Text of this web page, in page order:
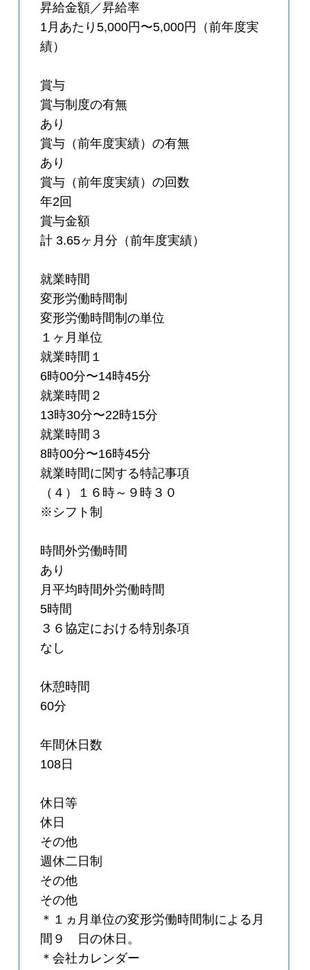
昇給金額／昇給率
1月あたり5,000円〜5,000円（前年度実
績）
賞与
賞与制度の有無
あり
賞与（前年度実績）の有無
あり
賞与（前年度実績）の回数
年2回
賞与金額
計 3.65ヶ月分（前年度実績）
就業時間
変形労働時間制
変形労働時間制の単位
１ヶ月単位
就業時間１
6時00分〜14時45分
就業時間２
13時30分〜22時15分
就業時間３
8時00分〜16時45分
就業時間に関する特記事項
（４）１６時～９時３０
※シフト制
時間外労働時間
あり
月平均時間外労働時間
5時間
３６協定における特別条項
なし
休憩時間
60分
年間休日数
108日
休日等
休日
その他
週休二日制
その他
その他
＊１ヵ月単位の変形労働時間制による月
間９ 日の休日。
＊会社カレンダー